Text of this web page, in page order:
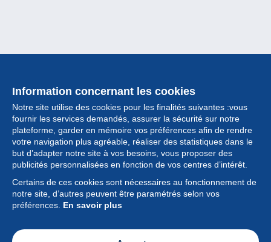
Information concernant les cookies
Notre site utilise des cookies pour les finalités suivantes :vous
fournir les services demandés, assurer la sécurité sur notre
plateforme, garder en mémoire vos préférences afin de rendre
votre navigation plus agréable, réaliser des statistiques dans le
but d’adapter notre site à vos besoins, vous proposer des
publicités personnalisées en fonction de vos centres d’intérêt.
Certains de ces cookies sont nécessaires au fonctionnement de
notre site, d’autres peuvent être paramétrés selon vos
préférences. En savoir plus
Collection
Actualités
Fonctionnalités
Société